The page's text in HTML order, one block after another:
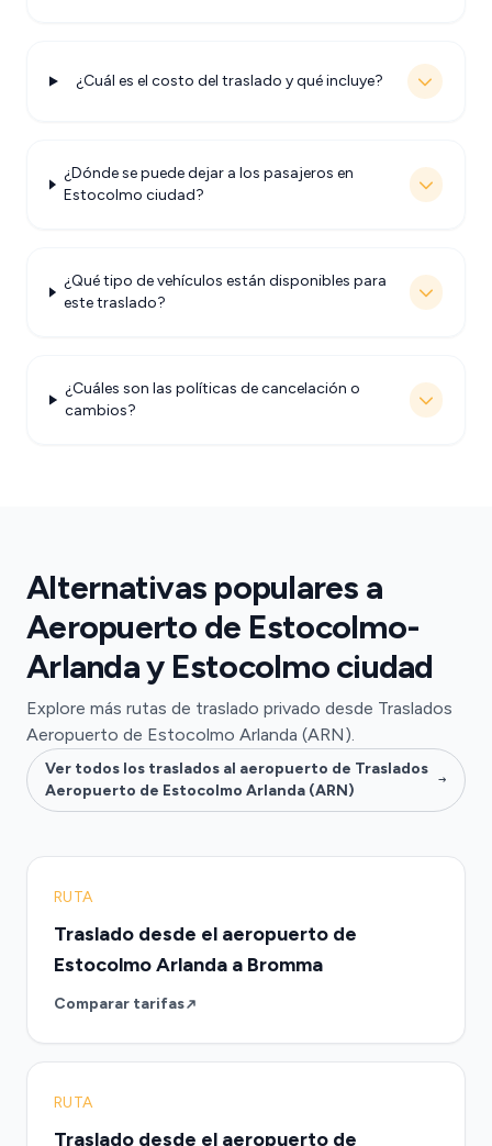
¿Cuál es el costo del traslado y qué incluye?
¿Dónde se puede dejar a los pasajeros en
Estocolmo ciudad?
¿Qué tipo de vehículos están disponibles para
este traslado?
¿Cuáles son las políticas de cancelación o
cambios?
Alternativas populares a
Aeropuerto de Estocolmo-
Arlanda y Estocolmo ciudad
Explore más rutas de traslado privado desde Traslados
Aeropuerto de Estocolmo Arlanda (ARN).
Ver todos los traslados al aeropuerto de Traslados
Aeropuerto de Estocolmo Arlanda (ARN)
RUTA
Traslado desde el aeropuerto de
Estocolmo Arlanda a Bromma
Comparar tarifas
RUTA
Traslado desde el aeropuerto de